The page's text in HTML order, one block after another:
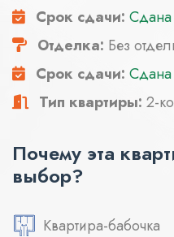
Срок сдачи: Сдана
Отделка: Без
Срок сдачи: Сдана
Тип квартиры: 2-
Почему эта
выбор?
Квартира-бабочка